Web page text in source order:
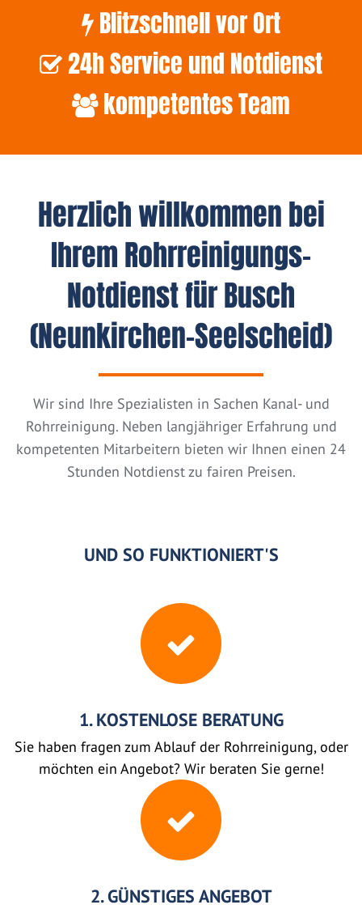
Blitzschnell vor Ort
24h Service und Notdienst
kompetentes Team
Herzlich willkommen bei
Ihrem Rohrreinigungs-
Notdienst für Busch
(Neunkirchen-Seelscheid)
Wir sind Ihre Spezialisten in Sachen Kanal- und
Rohrreinigung. Neben langjähriger Erfahrung und
kompetenten Mitarbeitern bieten wir Ihnen einen 24
Stunden Notdienst zu fairen Preisen.
UND SO FUNKTIONIERT'S
1. KOSTENLOSE BERATUNG
Sie haben fragen zum Ablauf der Rohrreinigung, oder
möchten ein Angebot? Wir beraten Sie gerne!
2. GÜNSTIGES ANGEBOT